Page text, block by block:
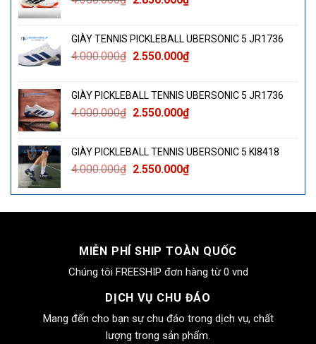
4.300.000₫.là:
2.850.000₫.
GIÀY TENNIS PICKLEBALL UBERSONIC 5 JR1736
4.000.000₫ Giá
4.000.000₫.
2.550.000₫Giá
là:
2.550.000₫.
GIÀY PICKLEBALL TENNIS UBERSONIC 5 JR1736
4.000.000₫ Giá
4.000.000₫.
2.550.000₫Giá
là:
2.550.000₫.
GIÀY PICKLEBALL TENNIS UBERSONIC 5 KI8418
4.000.000₫ Giá
là:
4.000.000₫.
2.550.000₫Giá
tại
là:
MIỄN PHÍ SHIP TOÀN QUỐC
Chúng tôi FREESHIP đơn hàng từ 0 vnd
DỊCH VỤ CHU ĐÁO
Mang đến cho bạn sự chu đáo trong dịch vụ, chất
lượng trong sản phẩm.